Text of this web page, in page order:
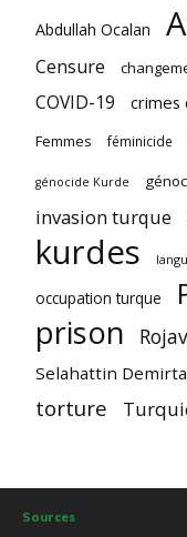
Abdullah Ocalan
Censure
COVID-19 crimes
Femmes féminicide
génocide Kurde
invasion turque
kurdes
occupation turque
prison
Selahattin
torture
Sources